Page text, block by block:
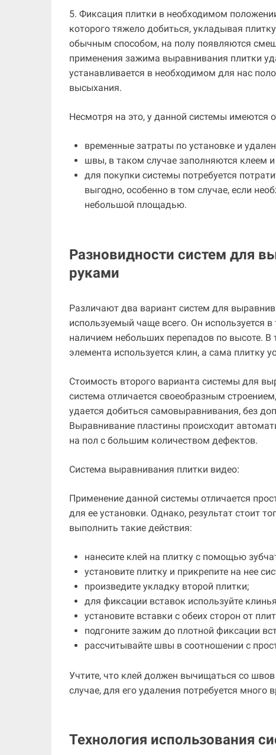
5. Фиксация плитки в необходимом
которого тяжело добиться, укладывая
обычным способом, на полу появляются
применения зажима выравнивания плитки
устанавливается в необходимом для нас
высыхания.
Несмотря на это, у данной системы имеются
временные затраты по установке и
швы, в таком случае заполняются клеем
для покупки системы потребуется
выгодно, особенно в том случае, если
небольшой площадью.
Разновидности систем для
руками
Различают два вариант систем для
используемый чаще всего. Он используется в
наличием небольших перепадов по высоте.
элемента используется клин, а сама плитку
Стоимость второго варианта системы для
система отличается своеобразным
удается добиться самовыравнивания, без
Выравнивание пластины происходит
на пол с большим количеством дефектов.
Система выравнивания плитки видео:
Применение данной системы отличается
для ее установки. Однако, результат стоит
выполнить такие действия:
нанесите клей на плитку с помощью
установите плитку и прикрепите на нее
произведите укладку второй плитки;
для фиксации вставок используйте
установите вставки с обеих сторон от
подгоните зажим до плотной фиксации
рассчитывайте швы в соотношении с
Учтите, что клей должен вычищаться со
случае, для его удаления потребуется много
Технология использования